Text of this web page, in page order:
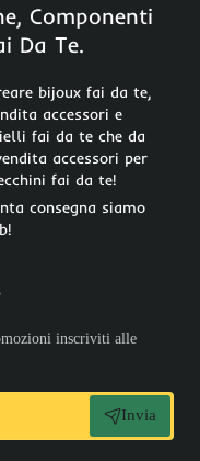
Componenti
Da Te.
bijoux fai da te,
accessori e
fai da te che da
accessori per
fai da te!
consegna siamo
inscriviti alle
Invia